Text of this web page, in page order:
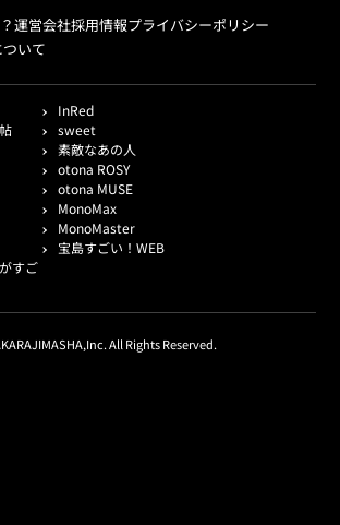
運営会社採用情報プライバシーポリシー
いて
InRed
sweet
素敵なあの人
otona ROSY
otona MUSE
MonoMax
MonoMaster
宝島すごい！WEB
すご
All Rights Reserved.